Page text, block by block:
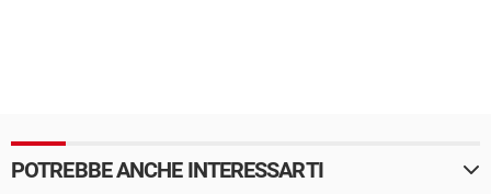
POTREBBE ANCHE INTERESSARTI